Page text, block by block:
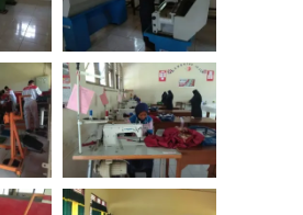
ps
C
h
a
n
n
el